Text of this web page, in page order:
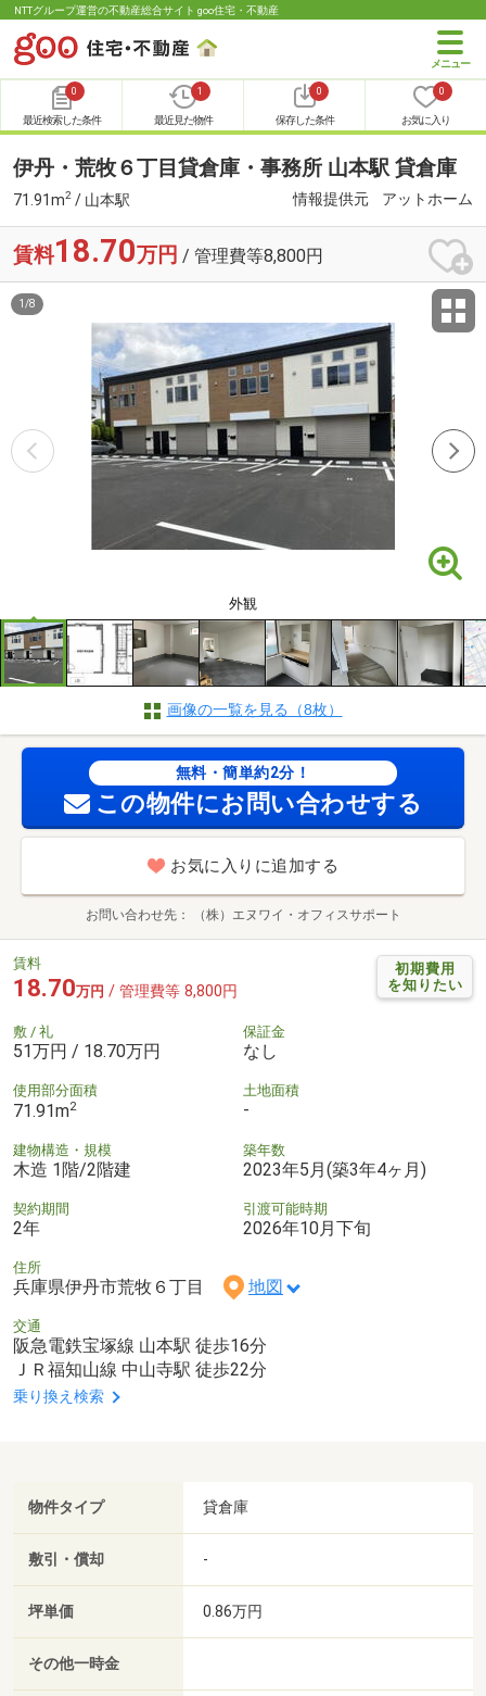
NTTグループ運営の不動産総合サイト goo住宅・不動産
0
最近検索した条件
1
最近見た物件
0
保存した条件
0
お気に入り
伊丹・荒牧６丁目貸倉庫・事務所 山本駅 貸倉庫
71.91m2 / 山本駅 情報提供元 アットホーム
賃料18.70万円 / 管理費等8,800円
外観
1 /8
画像の一覧を見る（8枚）
無料・簡単約2分！
この物件にお問い合わせする
お気に入りに追加する
お問い合わせ先 （株）エヌワイ・オフィスサポート
初期費用
を知りたい
賃料
18.70万円 / 管理費等 8,800円
敷 / 礼
51万円 / 18.70万円
保証金
なし
使用部分面積
71.91m2
土地面積
-
建物構造・規模
木造 1階/2階建
築年数
2023年5月(築3年4ヶ月)
契約期間
2年
引渡可能時期
2026年10月下旬
住所
兵庫県伊丹市荒牧６丁目 地図
交通
阪急電鉄宝塚線 山本駅 徒歩16分
ＪＲ福知山線 中山寺駅 徒歩22分
乗り換え検索
物件タイプ 貸倉庫
敷引・償却 -
坪単価 0.86万円
その他一時金